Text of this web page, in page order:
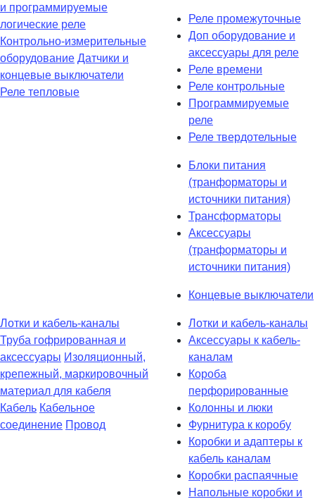
и программируемые
логические реле
Контрольно-измерительные
оборудование Датчики и
концевые выключатели
Реле тепловые
Реле промежуточные
Доп оборудование и
аксессуары для реле
Реле времени
Реле контрольные
Программируемые
реле
Реле твердотельные
Блоки питания
(транформаторы и
источники питания)
Трансформаторы
Аксессуары
(транформаторы и
источники питания)
Концевые выключатели
Лотки и кабель-каналы
Труба гофрированная и
аксессуары Изоляционный,
крепежный, маркировочный
материал для кабеля
Кабель Кабельное
соединение Провод
Лотки и кабель-каналы
Аксессуары к кабель-
каналам
Короба
перфорированные
Колонны и люки
Фурнитура к коробу
Коробки и адаптеры к
кабель каналам
Коробки распаячные
Напольные коробки и